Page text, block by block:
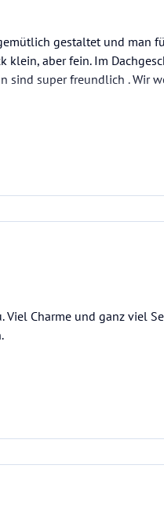
gestaltet und man
klein, aber fein. Im
sind super freundlich . Wir
Charme und ganz viel